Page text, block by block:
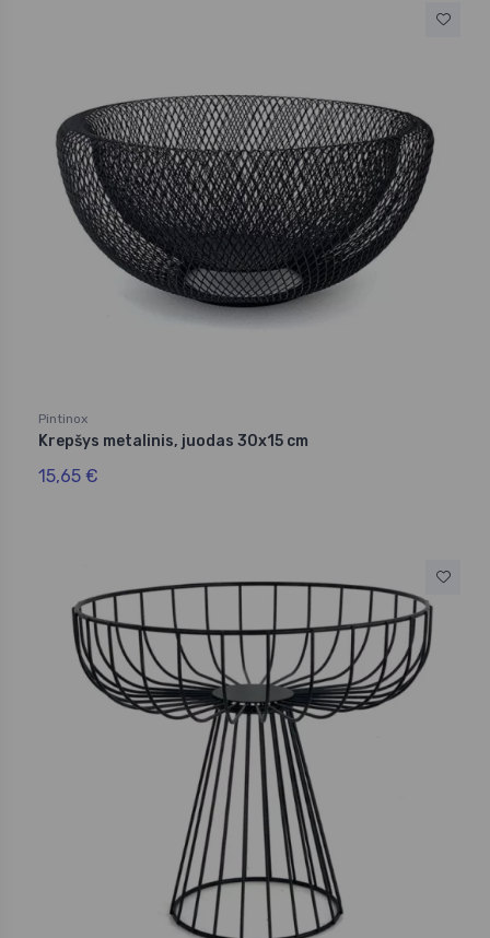
Pintinox
Krepšys metalinis, juodas 30x15 cm
15,65 €